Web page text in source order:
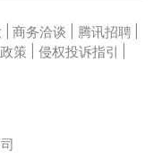
商务洽谈 腾讯招聘
策 侵权投诉指引